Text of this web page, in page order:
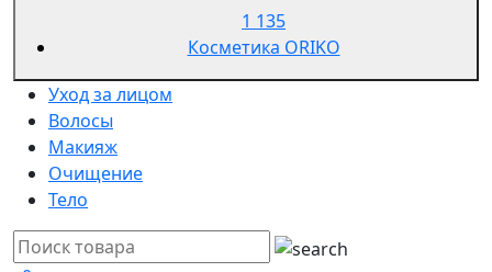
1 135
Косметика ORIKO
Уход за лицом
Волосы
Макияж
Очищение
Тело